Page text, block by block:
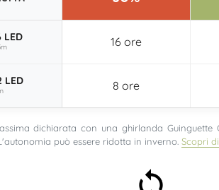
LED 16 ore
LED 8 ore
dichiarata con una ghirlanda Guinguette
può essere ridotta in inverno. Scopri